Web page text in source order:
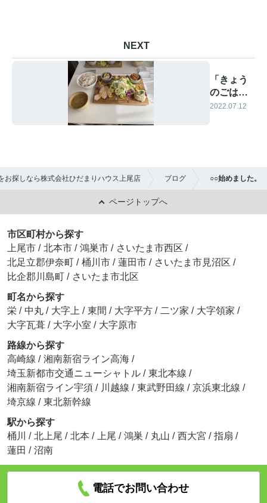
NEXT
「きょう
のごはん
ゆるり
2022.07.12
お探しなら株式会社ひだまりハウス上尾店 ブログ ○○始めました。
ページトップへ
市区町村から探す
上尾市 / 北本市 / 鴻巣市 / さいたま市西区 /
北足立郡伊奈町 / 桶川市 / 蓮田市 / さいたま市見沼区 /
比企郡川島町 / さいたま市北区
町名から探す
栄 / 中丸 / 大字上 / 東間 / 大字平方 / 二ツ家 / 大字領家 /
大字瓦葺 / 大字小室 / 大字原市
路線から探す
高崎線 / 湘南新宿ライン高海 /
埼玉新都市交通ニューシャトル / 東北本線 /
湘南新宿ライン宇須 / 川越線 / 東武野田線 / 京浜東北線 /
埼京線 / 東北新幹線
駅から探す
桶川
/ 北上尾 / 北本 / 上尾 / 鴻巣 / 丸山 / 西大宮 / 指扇 /
蓮田 / 沼南
電話でお問い合わせ